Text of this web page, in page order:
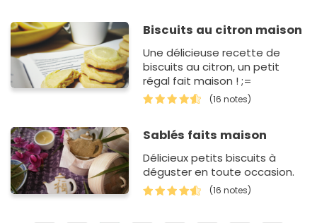
Biscuits au citron maison
Une délicieuse recette de
biscuits au citron, un petit
régal fait maison ! ;=
(16 notes)
Sablés faits maison
Délicieux petits biscuits à
déguster en toute occasion.
(16 notes)